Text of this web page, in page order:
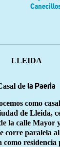
LLEIDA
de la Paeria
como
de Lleida,
la calle Mayor
corre paralela
como